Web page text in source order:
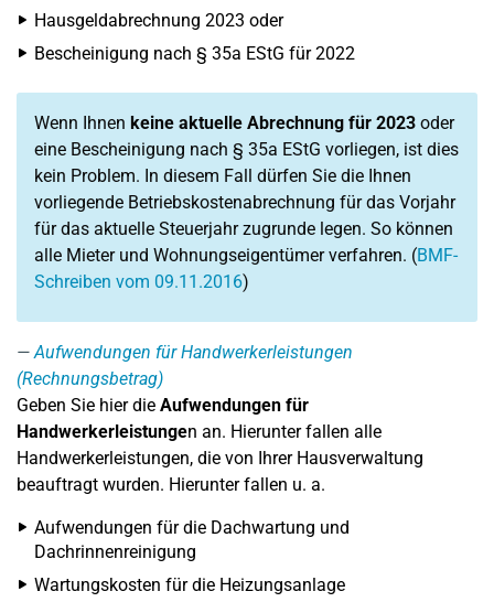
Hausgeldabrechnung 2023 oder
Bescheinigung nach § 35a EStG für 2022
Wenn Ihnen keine aktuelle Abrechnung für 2023 oder
eine Bescheinigung nach § 35a EStG vorliegen, ist dies
kein Problem. In diesem Fall dürfen Sie die Ihnen
vorliegende Betriebskostenabrechnung für das Vorjahr
für das aktuelle Steuerjahr zugrunde legen. So können
alle Mieter und Wohnungseigentümer verfahren. (BMF-
Schreiben vom 09.11.2016)
Aufwendungen für Handwerkerleistungen
(Rechnungsbetrag)
Geben Sie hier die Aufwendungen für
Handwerkerleistungen an. Hierunter fallen alle
Handwerkerleistungen, die von Ihrer Hausverwaltung
beauftragt wurden. Hierunter fallen u. a.
Aufwendungen für die Dachwartung und
Dachrinnenreinigung
Wartungskosten für die Heizungsanlage